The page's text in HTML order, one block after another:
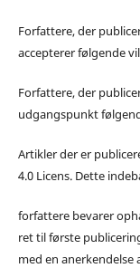
Forfattere, der
accepterer følgende
Forfattere, der
udgangspunkt
Artikler der er
4.0 Licens. Dette
forfattere bevarer
ret til første
med en